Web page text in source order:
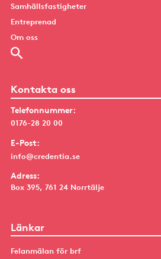
Samhällsfastigheter
Entreprenad
Om oss
Kontakta oss
Telefonnummer:
0176-28 20 00
E-Post:
info@credentia.se
Adress:
Box 395, 761 24 Norrtälje
Länkar
Felanmälan för brf